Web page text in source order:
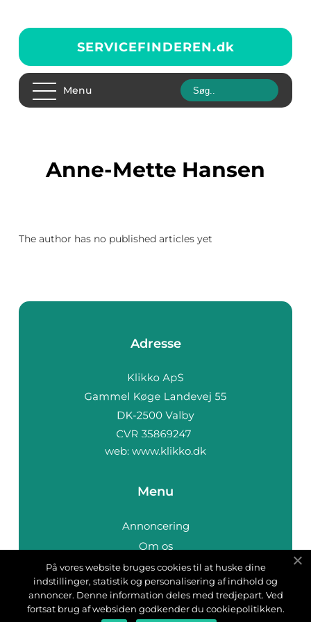
SERVICEFINDEREN.dk
Menu
Anne-Mette Hansen
The author has no published articles yet
Adresse
web: www.klikko.dk
Menu
Annoncering
Om os
Cookies
Kontakt os
Sitemap
På vores website bruges cookies til at huske dine
indstillinger, statistik og personalisering af indhold og
annoncer. Denne information deles med tredjepart. Ved
fortsat brug af websiden godkender du cookiepolitikken.